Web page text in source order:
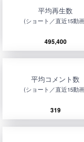
平均再生数
(ショート／直近15動
495,400
平均コメント数
(ショート／直近15動
319